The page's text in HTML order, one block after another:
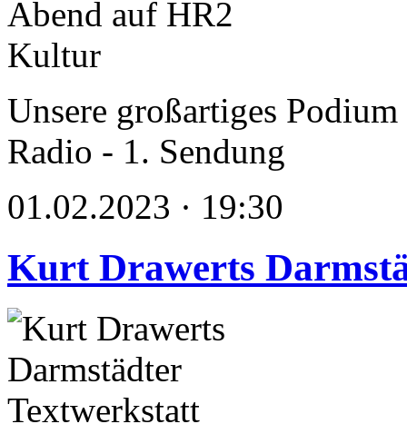
Unsere großartiges
Radio - 1. Sendung
01.02.2023 · 19:30
Kurt Drawerts